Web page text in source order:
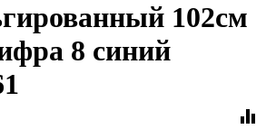
102см
8 синий
equalizer